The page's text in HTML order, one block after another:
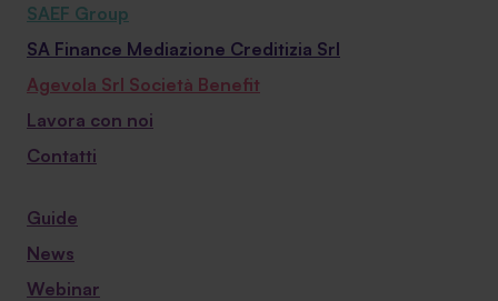
SAEF Group
SA Finance Mediazione Creditizia Srl
Agevola Srl Società Benefit
Lavora con noi
Contatti
Guide
News
Webinar